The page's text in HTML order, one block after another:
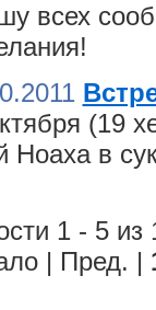
всех
(19
Ноаха в
1 - 5 из
| Пред. |